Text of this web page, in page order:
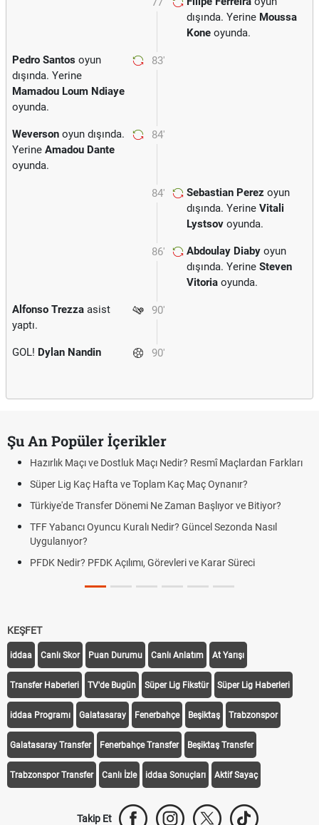
dışında. Yerine Moussa
Kone oyunda.
83'
Pedro Santos oyun
dışında. Yerine
Mamadou Loum Ndiaye
oyunda.
84'
Weverson oyun dışında.
Yerine Amadou Dante
oyunda.
84' Sebastian Perez oyun
dışında. Yerine Vitali
Lystsov oyunda.
86' Abdoulay Diaby oyun
dışında. Yerine Steven
Vitoria oyunda.
90'
Alfonso Trezza asist
yaptı.
90'
GOL! Dylan Nandin
Şu An Popüler İçerikler
Hazırlık Maçı ve Dostluk Maçı Nedir? Resmî Maçlardan Farkları
Süper Lig Kaç Hafta ve Toplam Kaç Maç Oynanır?
Türkiye'de Transfer Dönemi Ne Zaman Başlıyor ve Bitiyor?
TFF Yabancı Oyuncu Kuralı Nedir? Güncel Sezonda Nasıl
Uygulanıyor?
PFDK Nedir? PFDK Açılımı, Görevleri ve Karar Süreci
KEŞFET
iddaa Canlı Skor Puan Durumu Canlı Anlatım At Yarışı
Transfer Haberleri TV'de Bugün Süper Lig Fikstür Süper Lig Haberleri
iddaa Programı Galatasaray Fenerbahçe Beşiktaş Trabzonspor
Galatasaray Transfer Fenerbahçe Transfer Beşiktaş Transfer
Trabzonspor Transfer Canlı İzle iddaa Sonuçları Aktif Sayaç
Takip Et